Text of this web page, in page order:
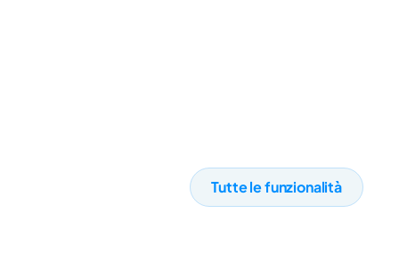
Tutte le funzionalità